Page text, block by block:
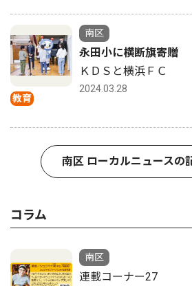
教育
南区
永田小に横断旗寄贈
ＫＤＳと横浜ＦＣ
2024.03.28
南区 ローカルニュースの
コラム
南区
連載コーナー27